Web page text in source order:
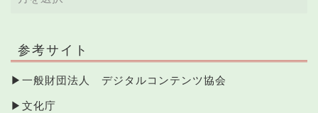
参考サイト
▶ 一般財団法人 デジタルコンテンツ協会
▶ 文化庁